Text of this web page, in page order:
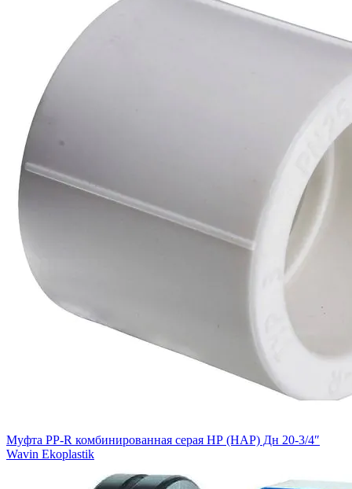
Муфта PP-R комбинированная серая НР (НАР) Дн 20-3/4″
Wavin Ekoplastik